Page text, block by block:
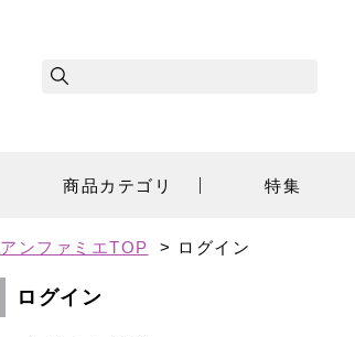
商品カテゴリ 特集
アンファミエTOP > ログイン
ログイン